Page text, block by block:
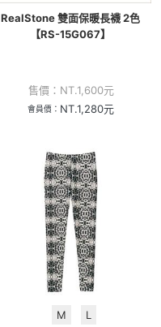
RealStone 雙面保暖長襪 2色
【RS-15G067】
售價： NT.1,600元
會員價： NT.1,280元
M L